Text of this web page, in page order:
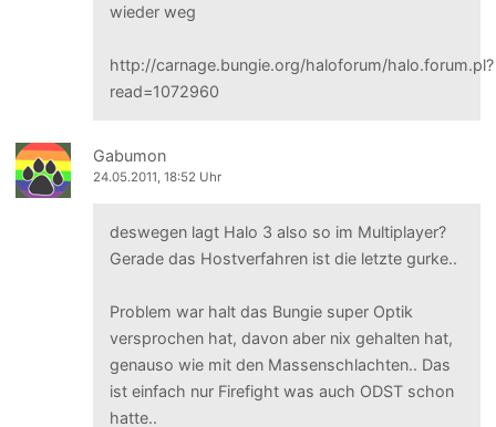
wieder weg
http://carnage.bungie.org/haloforum/halo.forum.pl?
read=1072960
Gabumon
24.05.2011, 18:52 Uhr
deswegen lagt Halo 3 also so im Multiplayer?
Gerade das Hostverfahren ist die letzte gurke..
Problem war halt das Bungie super Optik
versprochen hat, davon aber nix gehalten hat,
genauso wie mit den Massenschlachten.. Das
ist einfach nur Firefight was auch ODST schon
hatte..